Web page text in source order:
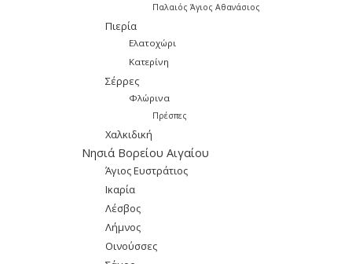
Παλαιός Άγιος Αθανάσιος
Πιερία
Ελατοχώρι
Κατερίνη
Σέρρες
Φλώρινα
Πρέσπες
Χαλκιδική
Νησιά Βορείου Αιγαίου
Άγιος Ευστράτιος
Ικαρία
Λέσβος
Λήμνος
Οινούσσες